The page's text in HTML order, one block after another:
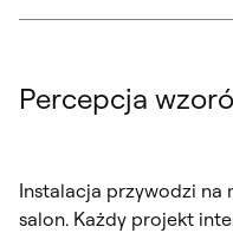
Percepcja
Instalacja przywodzi na
salon. Każdy projekt